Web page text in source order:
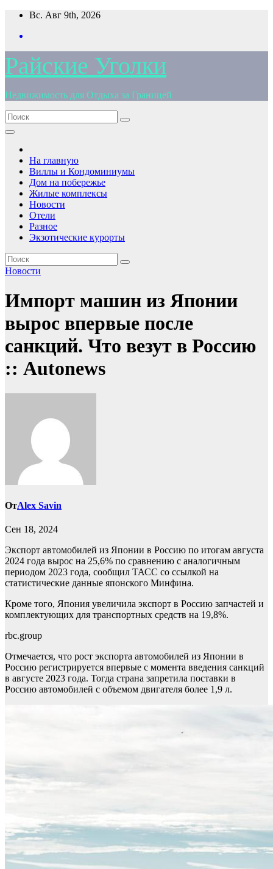
Перейти
содержимому
Вс. Авг 9th, 2026
Райские Уголки
Недвижимость для Отдыха за Границей
На главную
Виллы и Кондоминиумы
Дом на побережье
Жилые комплексы
Новости
Отели
Разное
Экзотические курорты
Новости
Импорт машин из Японии
вырос впервые после
санкций. Что везут в Россию
:: Autonews
ОтAlex Savin
Сен 18, 2024
Экспорт автомобилей из Японии в Россию по итогам августа
2024 года вырос на 25,6% по сравнению с аналогичным
периодом 2023 года, сообщил ТАСС со ссылкой на
статистические данные японского Минфина.
Кроме того, Япония увеличила экспорт в Россию запчастей и
комплектующих для транспортных средств на 19,8%.
rbc.group
Отмечается, что рост экспорта автомобилей из Японии в
Россию регистрируется впервые с момента введения санкций
в августе 2023 года. Тогда страна запретила поставки в
Россию автомобилей с объемом двигателя более 1,9 л.